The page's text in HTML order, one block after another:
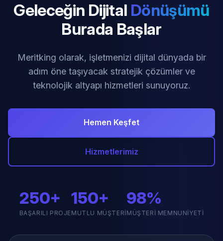
Geleceğin Dijital Dönüşümü
Burada Başlar
Meritking olarak, işletmenizi dijital dünyada bir
adım öne taşıyacak stratejik çözümler ve
teknolojik altyapı hizmetleri sunuyoruz.
Hemen Keşfet
Hizmetlerimiz
250+
BAŞARILI PROJE
150+
MUTLU MÜŞTERI
98%
MÜŞTERI MEMNUNIYETI